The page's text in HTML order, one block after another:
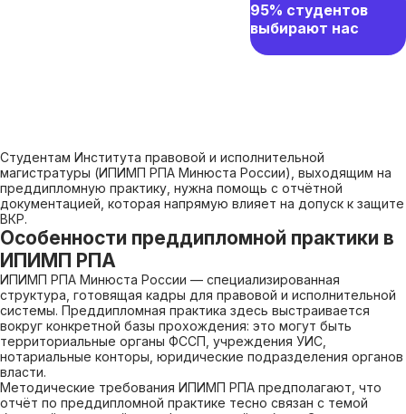
95% студентов
выбирают нас
Студентам Института правовой и исполнительной
магистратуры (ИПИМП РПА Минюста России), выходящим на
преддипломную практику, нужна помощь с отчётной
документацией, которая напрямую влияет на допуск к защите
ВКР.
Особенности преддипломной практики в
ИПИМП РПА
ИПИМП РПА Минюста России — специализированная
структура, готовящая кадры для правовой и исполнительной
системы. Преддипломная практика здесь выстраивается
вокруг конкретной базы прохождения: это могут быть
территориальные органы ФССП, учреждения УИС,
нотариальные конторы, юридические подразделения органов
власти.
Методические требования ИПИМП РПА предполагают, что
отчёт по преддипломной практике тесно связан с темой